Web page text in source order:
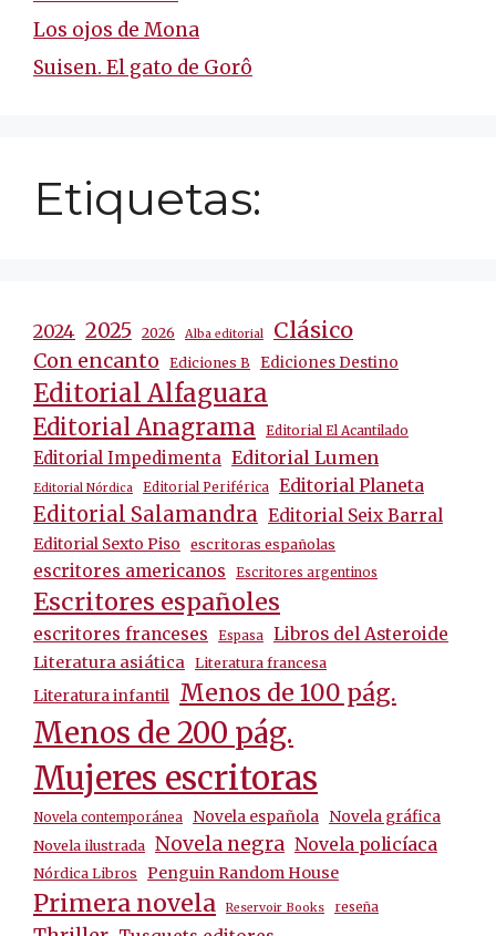
Los ojos de Mona
Suisen. El gato de Gorô
Etiquetas:
2024 2025 2026 Alba editorial Clásico
Con encanto Ediciones B Ediciones Destino
Editorial Alfaguara
Editorial Anagrama Editorial El Acantilado
Editorial Impedimenta Editorial Lumen
Editorial Nórdica Editorial Periférica Editorial Planeta
Editorial Salamandra Editorial Seix Barral
Editorial Sexto Piso escritoras españolas
escritores americanos Escritores argentinos
Escritores españoles
escritores franceses Espasa Libros del Asteroide
Literatura asiática Literatura francesa
Literatura infantil Menos de 100 pág.
Menos de 200 pág.
Mujeres escritoras
Novela contemporánea Novela española Novela gráfica
Novela ilustrada Novela negra Novela policíaca
Nórdica Libros Penguin Random House
Primera novela Reservoir Books reseña